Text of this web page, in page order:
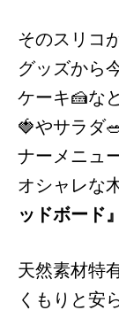
そのスリコ
グッズから
ケーキ🍰な
🍓やサラダ
ナーメニュ
オシャレな
ッドボード』
天然素材特
くもりと安